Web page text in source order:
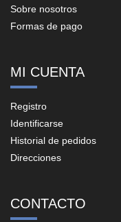
Sobre nosotros
Formas de pago
MI CUENTA
Registro
Identificarse
Historial de pedidos
Direcciones
CONTACTO